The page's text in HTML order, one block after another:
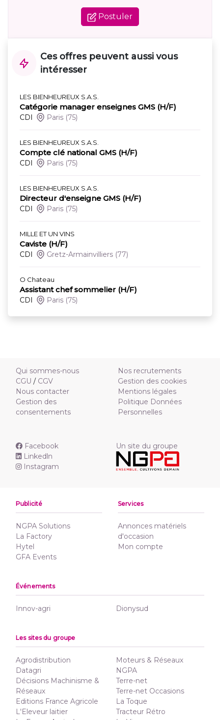
Postuler
Ces offres peuvent aussi vous
intéresser
LES BIENHEUREUX S.A.S.
Catégorie manager enseignes GMS (H/F)
CDI Paris (75)
LES BIENHEUREUX S.A.S.
Compte clé national GMS (H/F)
CDI Paris (75)
LES BIENHEUREUX S.A.S.
Directeur d'enseigne GMS (H/F)
CDI Paris (75)
MILLE ET UN VINS
Caviste (H/F)
CDI Gretz-Armainvilliers (77)
O Chateau
Assistant chef sommelier (H/F)
CDI Paris (75)
Qui sommes-nous
CGU / CGV
Nous contacter
Gestion des
consentements
Nos recrutements
Gestion des cookies
Mentions légales
Politique Données
Personnelles
Facebook
Linkedln
Instagram
Un site du groupe
Publicité
NGPA Solutions
La Factory
Hytel
GFA Events
Services
Annonces matériels
d'occasion
Mon compte
Événements
Innov-agri Dionysud
Les sites du groupe
Agrodistribution
Datagri
Décisions Machinisme &
Réseaux
Editions France Agricole
L'Eleveur laitier
Moteurs & Réseaux
NGPA
Terre-net
Terre-net Occasions
La Toque
Tracteur Rétro